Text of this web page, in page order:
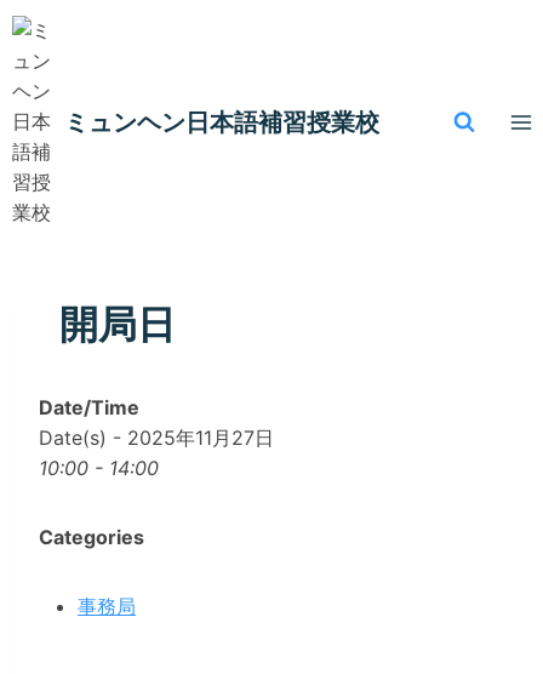
内
を
キ
ッ
プ
ミュンヘン​日本語補習授業校
開局日
Date/Time
Date(s) - 2025年11月27日
10:00 - 14:00
Categories
事務局